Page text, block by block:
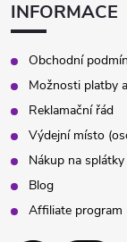
INFORMACE
Obchodní
Možnosti platby
Reklamační řád
Výdejní místo
Nákup na splátky
Blog
Affiliate program